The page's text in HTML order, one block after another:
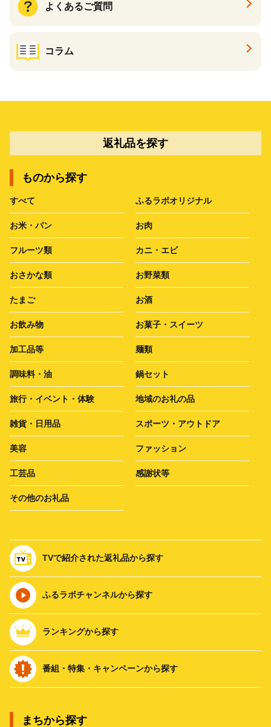
よくあるご質問
コラム
返礼品を探す
ものから探す
すべて ふるラボオリジナル
お米・パン お肉
フルーツ類 カニ・エビ
おさかな類 お野菜類
たまご お酒
お飲み物 お菓子・スイーツ
加工品等 麺類
調味料・油 鍋セット
旅行・イベント・体験 地域のお礼の品
雑貨・日用品 スポーツ・アウトドア
美容 ファッション
工芸品 感謝状等
その他のお礼品
TVで紹介された返礼品から探す
ふるラボチャンネルから探す
ランキングから探す
番組・特集・キャンペーンから探す
まちから探す